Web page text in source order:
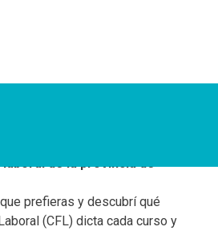
conocer la
de la provincia de
prefieras y descubrí qué
(CFL) dicta cada curso y